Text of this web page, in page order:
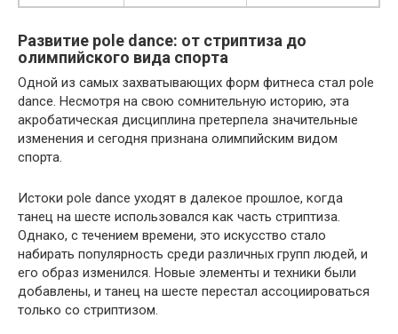
Развитие pole dance: от стриптиза до
олимпийского вида спорта
Одной из самых захватывающих форм фитнеса стал pole
dance. Несмотря на свою сомнительную историю, эта
акробатическая дисциплина претерпела значительные
изменения и сегодня признана олимпийским видом
спорта.
Истоки pole dance уходят в далекое прошлое, когда
танец на шесте использовался как часть стриптиза.
Однако, с течением времени, это искусство стало
набирать популярность среди различных групп людей, и
его образ изменился. Новые элементы и техники были
добавлены, и танец на шесте перестал ассоциироваться
только со стриптизом.